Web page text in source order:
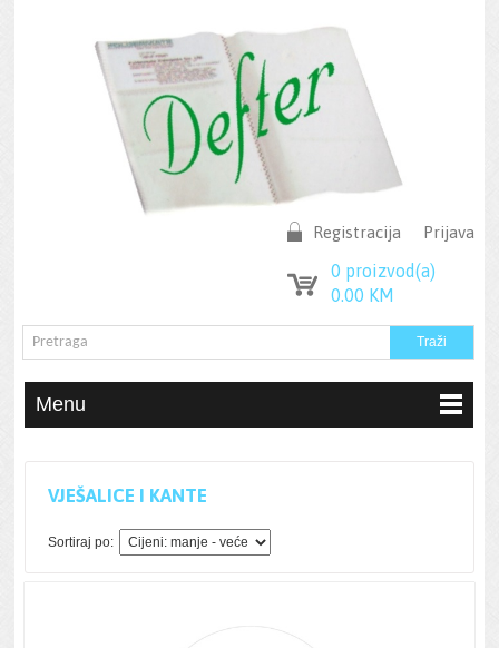
Prijava
Registracija
0 proizvod(a)
0.00 KM
Menu
VJEŠALICE I KANTE
Sortiraj po: